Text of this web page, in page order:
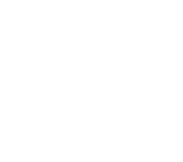
商品もあることをご了承ください。
の社内データに基づき作成されるも
可能な商品です。
える予定のある商品です。
対応品を出す予定はありません。
です。
た場合などやむを得ず変更すること
ジフェニルエーテル類(PBDE) 1000ppm以下、
ジル（BBP） 1000ppm以下、フタル酸ジブチ
します。
示します。
輸出されないよう必要な手段を講じ